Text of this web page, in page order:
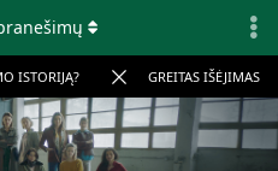
ISTORIJĄ? GREITAS IŠĖJIMAS